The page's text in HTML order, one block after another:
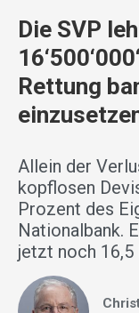
Die SVP
Rettung
Allein der
kopflosen
Prozent des
Nationalbank.
jetzt noch